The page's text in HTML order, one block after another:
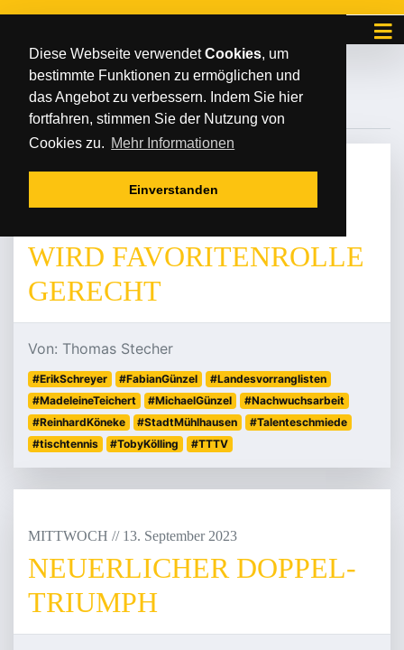
Diese Webseite verwendetCookies, um
bestimmte Funktionen zu ermöglichen und
das Angebot zu verbessern. Indem Sie hier
fortfahren, stimmen Sie der Nutzung von
Cookies zu. Mehr Informationen
Einverstanden
#FABIANGÜNZEL
Juni 2024
WIRD FAVORITENROLLE
GERECHT
Von: Thomas Stecher
#ErikSchreyer #FabianGünzel
#Landesvorranglisten
#MadeleineTeichert
#MichaelGünzel
#Nachwuchsarbeit
#ReinhardKöneke
#StadtMühlhausen
#Talenteschmiede
#tischtennis
#TobyKölling #TTTV
MITTWOCH // 13. September 2023
NEUERLICHER DOPPEL-
TRIUMPH